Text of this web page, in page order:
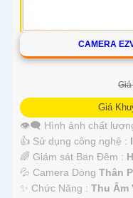
CAMERA
Giá
Giá
👁️‍🗨 Hình ảnh chất
👍 Sử dụng công nghệ :
🌈 Giám sát Ban Đêm :
💦 Camera Dòng Thân
️✨ Chức Năng : Thu Âm